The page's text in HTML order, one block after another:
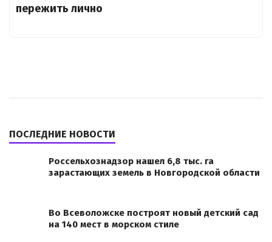
пережить лично
ПОСЛЕДНИЕ НОВОСТИ
Россельхознадзор нашел 6,8 тыс. га
зарастающих земель в Новгородской области
Во Всеволожске построят новый детский сад
на 140 мест в морском стиле